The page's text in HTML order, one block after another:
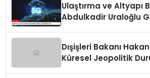
Ulaştırma ve Altyapı
Abdulkadir Uraloğlu
Dışişleri Bakanı
Küresel Jeopolitik